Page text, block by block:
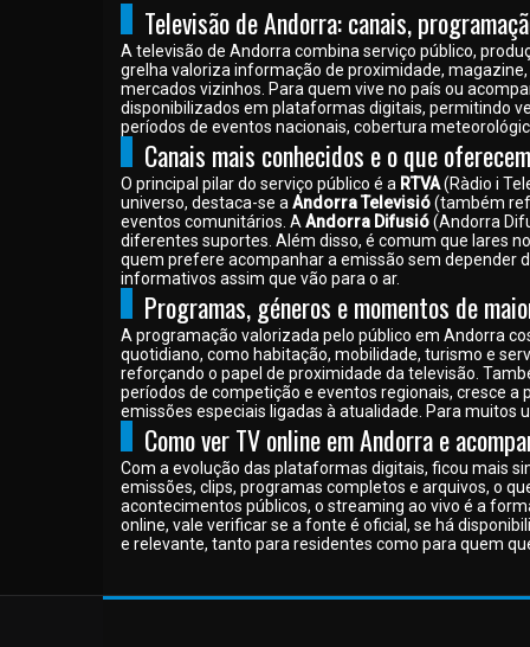
Fiji
Filipinas
Finlândia
França
Gabão
Gâmbia
Gana
Georgia
Gibraltar
Granada
Grécia
Gronelândia
Guam
Guatemala
Guiana
Guiana Francesa
Guiné
Guiné Equatorial
Haiti
Televisão de Andorra: canais,
A televisão de Andorra combina serviço público,
grelha valoriza informação de proximidade,
mercados vizinhos. Para quem vive no país ou
disponibilizados em plataformas digitais, permitindo
períodos de eventos nacionais, cobertura
Canais mais conhecidos e o que oferecem
O principal pilar do serviço público é a RTVA(Ràdio i
universo, destaca-se a Andorra Televisió(também
eventos comunitários. A Andorra Difusió(Andorra
diferentes suportes. Além disso, é comum que lares
quem prefere acompanhar a emissão sem depender
informativos assim que vão para o ar.
Programas, géneros e momentos de
A programação valorizada pelo público em Andorra
quotidiano, como habitação, mobilidade, turismo e
reforçando o papel de proximidade da televisão.
períodos de competição e eventos regionais, cresce
emissões especiais ligadas à atualidade. Para
Como ver TV online em Andorra e
Com a evolução das plataformas digitais, ficou mais
emissões, clips, programas completos e arquivos, o
acontecimentos públicos, o streaming ao vivo é a
online, vale verificar se a fonte é oficial, se há
e relevante, tanto para residentes como para quem